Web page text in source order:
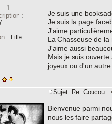
: 1
:
: Lille
Je suis une
Je suis la page
J'aime
La Chasseuse de la
J'aime aussi
Mais je suis
joyeux ou d'un autre
Sujet: Re: Coucou
Bienvenue parmi
nous les faire